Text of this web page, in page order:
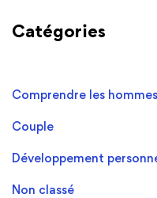
Catégories
Comprendre les hommes
Couple
Développement
Non classé